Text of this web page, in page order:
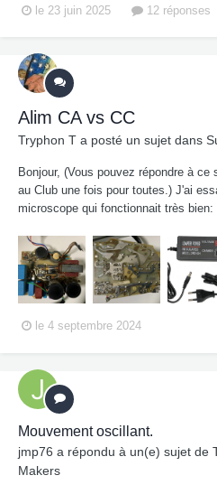
le 23 juin 2025 12 réponses
Alim CA vs CC
Tryphon T a posté un sujet dans
Bonjour, (Vous pouvez répondre à
au Club une fois pour toutes.) J'ai
microscope qui fonctionnait très
le 4 septembre 2024
Mouvement oscillant.
jmp76 a répondu à un(e) sujet de
Makers